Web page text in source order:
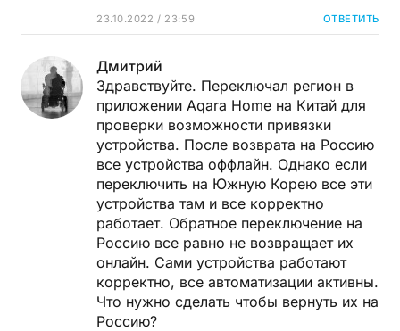
23.10.2022 / 23:59 ОТВЕТИТЬ
Дмитрий
Здравствуйте. Переключал регион в
приложении Aqara Home на Китай для
проверки возможности привязки
устройства. После возврата на Россию
все устройства оффлайн. Однако если
переключить на Южную Корею все эти
устройства там и все корректно
работает. Обратное переключение на
Россию все равно не возвращает их
онлайн. Сами устройства работают
корректно, все автоматизации активны.
Что нужно сделать чтобы вернуть их на
Россию?